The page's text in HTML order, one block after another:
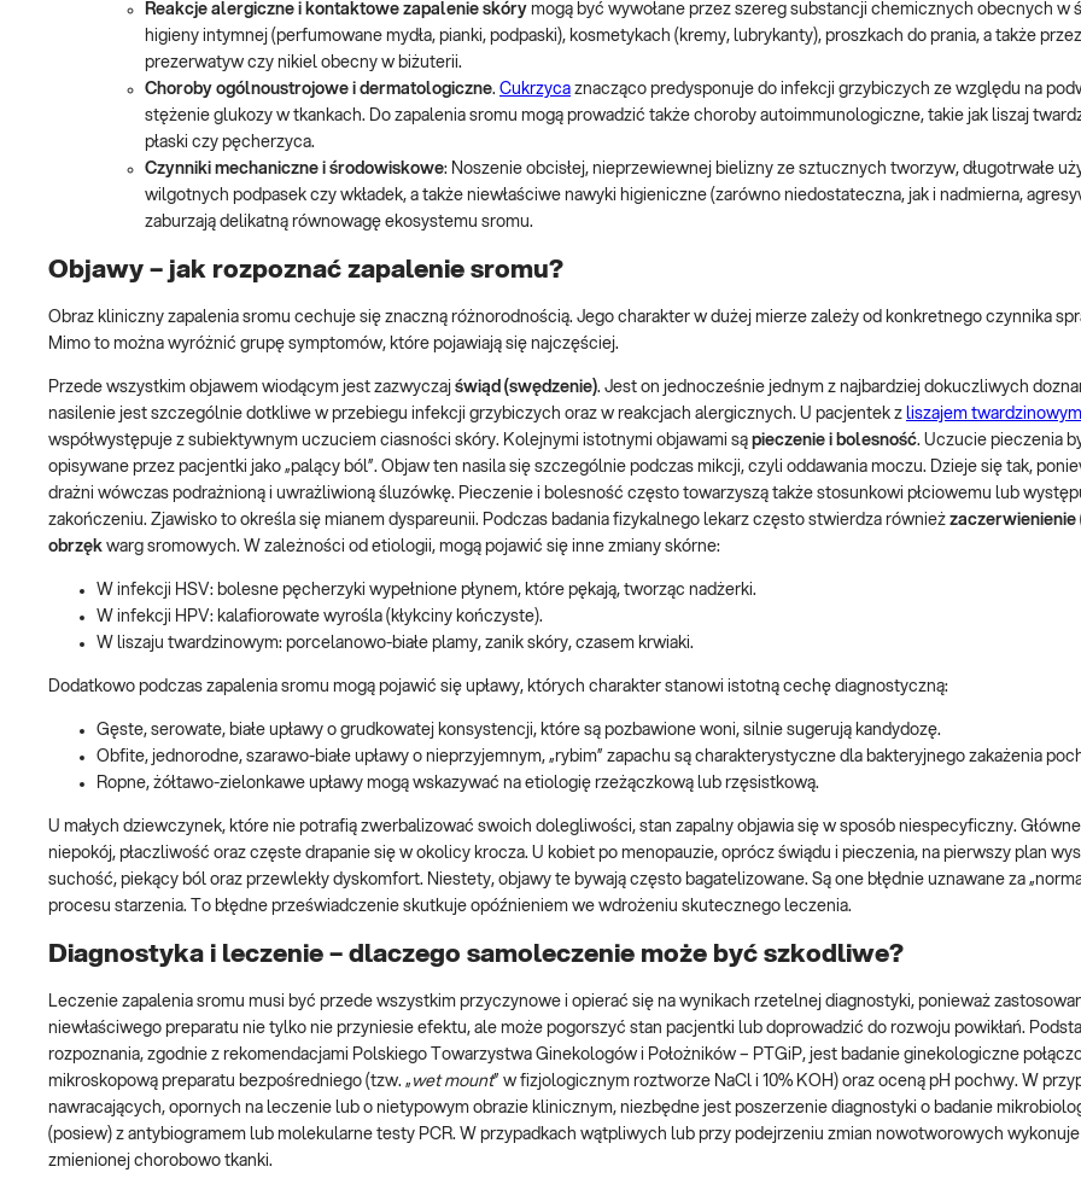
Reakcje alergiczne i kontaktowe zapalenie skóry mogą być wywołane przez szereg substancji chemicznych obecnych w
higieny intymnej (perfumowane mydła, pianki, podpaski), kosmetykach (kremy, lubrykanty), proszkach do prania, a także
prezerwatyw czy nikiel obecny w biżuterii.
Choroby ogólnoustrojowe i dermatologiczne. Cukrzyca znacząco predysponuje do infekcji grzybiczych ze względu na
stężenie glukozy w tkankach. Do zapalenia sromu mogą prowadzić także choroby autoimmunologiczne, takie jak liszaj
płaski czy pęcherzyca.
Czynniki mechaniczne i środowiskowe: Noszenie obcisłej, nieprzewiewnej bielizny ze sztucznych tworzyw, długotrwałe
wilgotnych podpasek czy wkładek, a także niewłaściwe nawyki higieniczne (zarówno niedostateczna, jak i nadmierna,
zaburzają delikatną równowagę ekosystemu sromu.
Objawy – jak rozpoznać zapalenie sromu?
Obraz kliniczny zapalenia sromu cechuje się znaczną różnorodnością. Jego charakter w dużej mierze zależy od konkretnego czynnika
Mimo to można wyróżnić grupę symptomów, które pojawiają się najczęściej.
Przede wszystkim objawem wiodącym jest zazwyczaj świąd (swędzenie). Jest on jednocześnie jednym z najbardziej dokuczliwych
nasilenie jest szczególnie dotkliwe w przebiegu infekcji grzybiczych oraz w reakcjach alergicznych. U pacjentek z liszajem twardzinowym
współwystępuje z subiektywnym uczuciem ciasności skóry. Kolejnymi istotnymi objawami są pieczenie i bolesność. Uczucie pieczenia
opisywane przez pacjentki jako „palący ból”. Objaw ten nasila się szczególnie podczas mikcji, czyli oddawania moczu. Dzieje się tak,
drażni wówczas podrażnioną i uwrażliwioną śluzówkę. Pieczenie i bolesność często towarzyszą także stosunkowi płciowemu lub
zakończeniu. Zjawisko to określa się mianem dyspareunii. Podczas badania fizykalnego lekarz często stwierdza również zaczerwienienie
obrzęk warg sromowych. W zależności od etiologii, mogą pojawić się inne zmiany skórne:
W infekcji HSV: bolesne pęcherzyki wypełnione płynem, które pękają, tworząc nadżerki.
W infekcji HPV: kalafiorowate wyrośla (kłykciny kończyste).
W liszaju twardzinowym: porcelanowo-białe plamy, zanik skóry, czasem krwiaki.
Dodatkowo podczas zapalenia sromu mogą pojawić się upławy, których charakter stanowi istotną cechę diagnostyczną:
Gęste, serowate, białe upławy o grudkowatej konsystencji, które są pozbawione woni, silnie sugerują kandydozę.
Obfite, jednorodne, szarawo-białe upławy o nieprzyjemnym, „rybim” zapachu są charakterystyczne dla bakteryjnego zakażenia
Ropne, żółtawo-zielonkawe upławy mogą wskazywać na etiologię rzeżączkową lub rzęsistkową.
U małych dziewczynek, które nie potrafią zwerbalizować swoich dolegliwości, stan zapalny objawia się w sposób niespecyficzny.
niepokój, płaczliwość oraz częste drapanie się w okolicy krocza. U kobiet po menopauzie, oprócz świądu i pieczenia, na pierwszy plan
suchość, piekący ból oraz przewlekły dyskomfort. Niestety, objawy te bywają często bagatelizowane. Są one błędnie uznawane za
procesu starzenia. To błędne przeświadczenie skutkuje opóźnieniem we wdrożeniu skutecznego leczenia.
Diagnostyka i leczenie – dlaczego samoleczenie może być szkodliwe?
Leczenie zapalenia sromu musi być przede wszystkim przyczynowe i opierać się na wynikach rzetelnej diagnostyki, ponieważ
niewłaściwego preparatu nie tylko nie przyniesie efektu, ale może pogorszyć stan pacjentki lub doprowadzić do rozwoju powikłań.
rozpoznania, zgodnie z rekomendacjami Polskiego Towarzystwa Ginekologów i Położników – PTGiP, jest badanie ginekologiczne
mikroskopową preparatu bezpośredniego (tzw. „ wet mount” w fizjologicznym roztworze NaCl i 10% KOH) oraz oceną pH pochwy. W
nawracających, opornych na leczenie lub o nietypowym obrazie klinicznym, niezbędne jest poszerzenie diagnostyki o badanie
(posiew) z antybiogramem lub molekularne testy PCR. W przypadkach wątpliwych lub przy podejrzeniu zmian nowotworowych
zmienionej chorobowo tkanki.